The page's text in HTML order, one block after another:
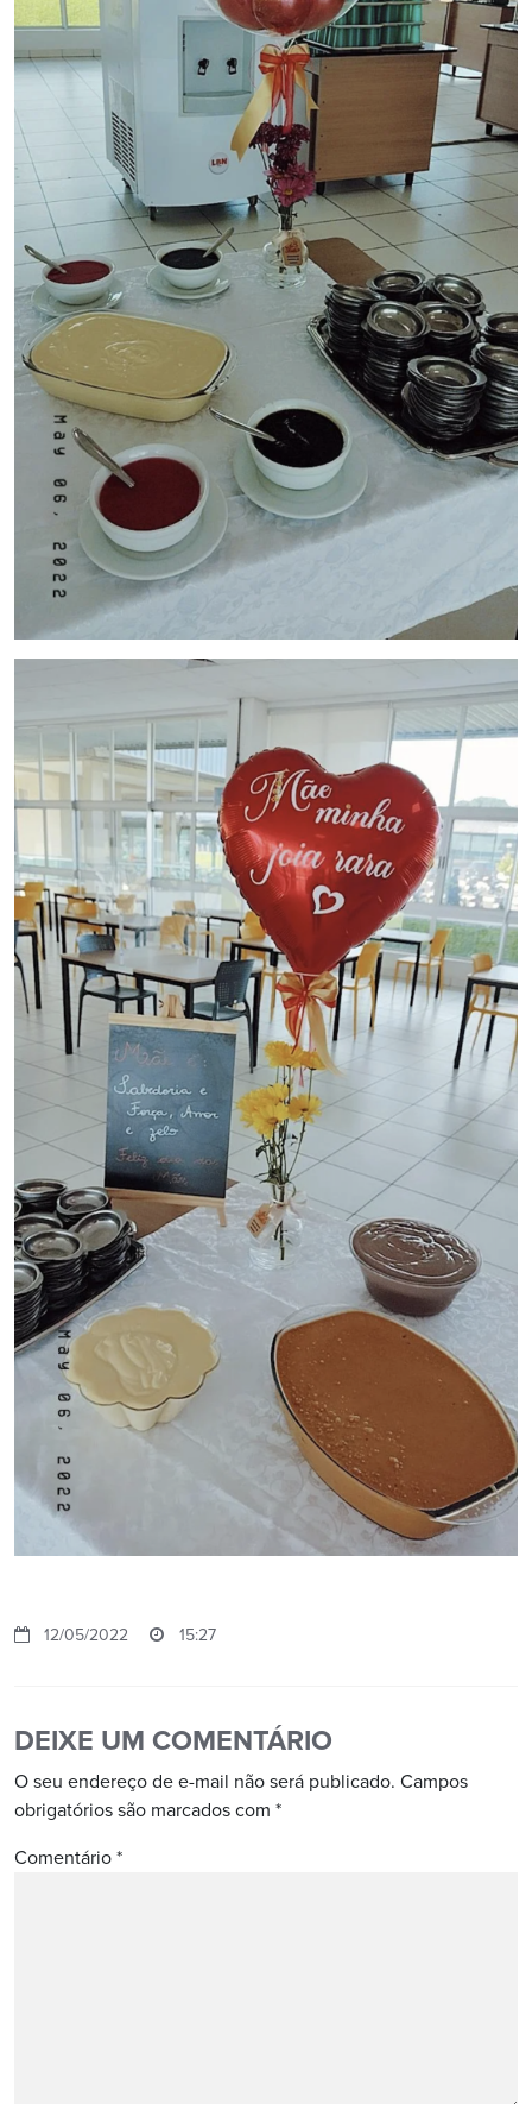
12/05/2022 15:27
DEIXE UM COMENTÁRIO
O seu endereço de e-mail não será publicado. Campos
obrigatórios são marcados com *
Comentário *